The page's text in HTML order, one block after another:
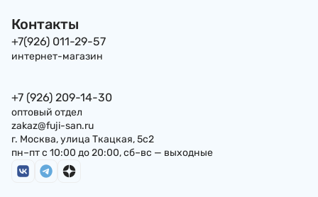
Контакты
+7(926) 011-29-57
интернет-магазин
+7 (926) 209-14-30
оптовый отдел
zakaz@fuji-san.ru
г. Москва, улица Ткацкая, 5с2
пн–пт с 10:00 до 20:00, сб–вс — выходные